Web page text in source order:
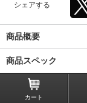
シェアする
商品概要
商品スペック
カート